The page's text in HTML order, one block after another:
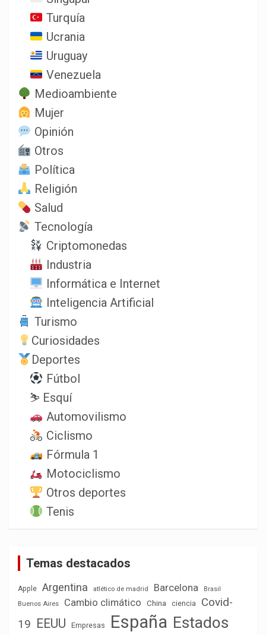
Turquía
Ucrania
Uruguay
Venezuela
Medioambiente
Mujer
Opinión
Otros
Política
Religión
Salud
Tecnología
Criptomonedas
Industria
Informática e Internet
Inteligencia Artificial
Turismo
Curiosidades
Deportes
Fútbol
⛷️ Esquí
Automovilismo
Ciclismo
Fórmula 1
Motociclismo
Otros deportes
Tenis
Temas destacados
Apple Argentina atlético de madrid Barcelona
Brasil
Buenos Aires
Cambio climático China ciencia
Covid-
19 EEUU Empresas España Estados